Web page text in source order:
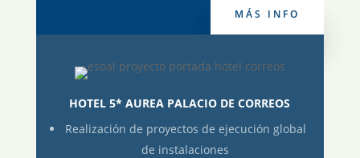
MÁS INFO
MÁS INFO
HOTEL 5* AUREA PALACIO DE CORREOS
Realización de proyectos de ejecución global
de instalaciones